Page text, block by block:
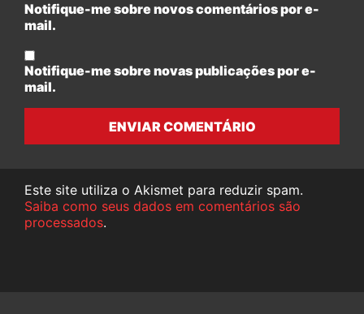
Notifique-me sobre novos comentários por e-
mail.
Notifique-me sobre novas publicações por e-
mail.
ENVIAR COMENTÁRIO
Este site utiliza o Akismet para reduzir spam.
Saiba como seus dados em comentários são
processados.